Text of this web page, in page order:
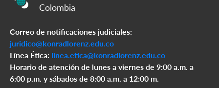
Colombia
Correo de notificaciones judiciales:
juridico@konradlorenz.edu.co
Línea Ética: linea.etica@konradlorenz.edu.co
Horario de atención de lunes a viernes de 9:00 a.m. a
6:00 p.m. y sábados de 8:00 a.m. a 12:00 m.